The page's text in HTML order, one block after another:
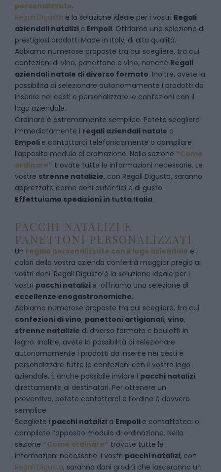
personalizzate.
Regali Digusto è la soluzione ideale per i vostri Regali
aziendali natalizi a Empoli. Offriamo una selezione di
prestigiosi prodotti Made in Italy, di alta qualità.
Abbiamo numerose proposte tra cui scegliere, tra cui
confezioni di vino, panettone e vino, nonché Regali
aziendali natale di diverso formato. Inoltre, avete la
possibilità di selezionare autonomamente i prodotti da
inserire nei cesti e personalizzare le confezioni con il
logo aziendale.
Ordinare è estremamente semplice. Potete scegliere
immediatamente i regali aziendali natale a
Empoli e contattarci telefonicamente o compilare
l’apposito modulo di ordinazione. Nella sezione “Come
ordinare” trovate tutte le informazioni necessarie. Le
vostre strenne natalizie, con Regali Digusto, saranno
apprezzate come doni autentici e di gusto.
Effettuiamo spedizioni in tutta Italia.
PACCHI NATALIZI E
PANETTONI PERSONALIZZATI
Un regalo personalizzato con il logo aziendale e i
colori della vostra azienda conferirà maggior pregio ai
vostri doni. Regali Digusto è la soluzione ideale per i
vostri pacchi natalizi e offriamo una selezione di
eccellenze enogastronomiche.
Abbiamo numerose proposte tra cui scegliere, tra cui
confezioni di vino, panettoni artigianali, vino,
strenne natalizie di diverso formato e bauletti in
legno. Inoltre, avete la possibilità di selezionare
autonomamente i prodotti da inserire nei cesti e
personalizzare tutte le confezioni con il vostro logo
aziendale. È anche possibile inviare i pacchi natalizi
direttamente ai destinatari. Per ottenere un
preventivo, potete contattarci e l’ordine è davvero
semplice.
Scegliete i pacchi natalizi a Empoli e contattateci o
compilate l’apposito modulo di ordinazione. Nella
sezione “Come ordinare” trovate tutte le
informazioni necessarie. I vostri pacchi natalizi, con
Regali Digusto, saranno doni graditi che lasceranno un